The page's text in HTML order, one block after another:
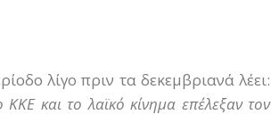
λίγο πριν τα δεκεμβριανά λέει:
και το λαϊκό κίνημα επέλεξαν τον